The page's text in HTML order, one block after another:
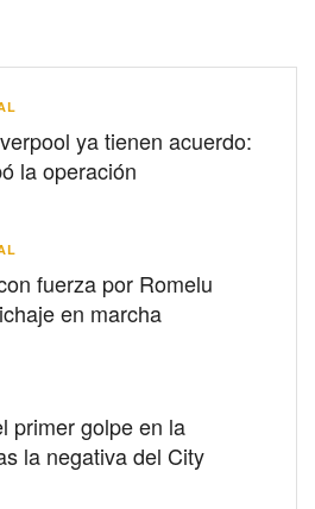
ya tienen acuerdo:
la operación
fuerza por Romelu
en marcha
primer golpe en la
la negativa del City